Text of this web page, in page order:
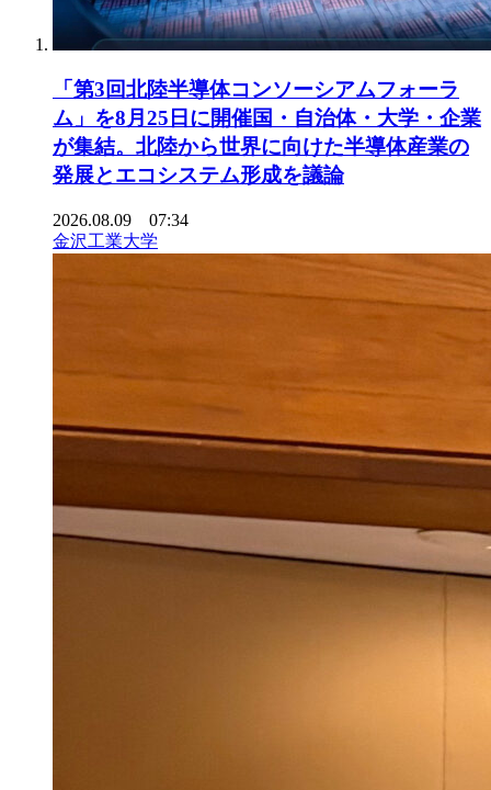
「第3回北陸半導体コンソーシアムフォーラ
ム」を8月25日に開催国・自治体・大学・企業
が集結。北陸から世界に向けた半導体産業の
発展とエコシステム形成を議論
2026.08.09 07:34
金沢工業大学